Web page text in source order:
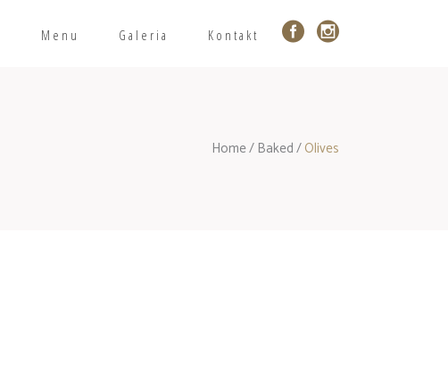
Menu Galeria Kontakt
Home/ Baked/Olives